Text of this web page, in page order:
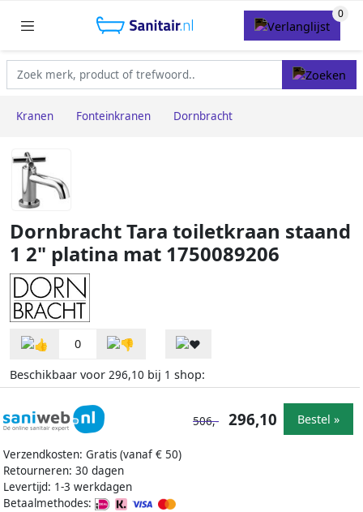
Kranen Fonteinkranen Dornbracht
Dornbracht Tara toiletkraan staand
1 2" platina mat 1750089206
0
Beschikbaar voor 296,10 bij 1 shop:
Verzendkosten: Gratis (vanaf € 50)
Retourneren: 30 dagen
Levertijd: 1-3 werkdagen
Betaalmethodes:
506,- 296,10 Bestel »